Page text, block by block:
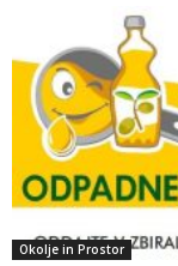
Okolje in Prostor